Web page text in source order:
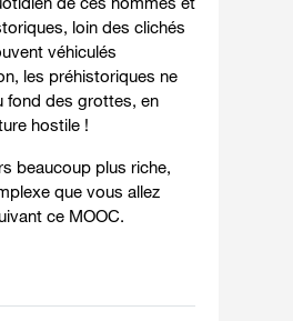
loin des clichés
véhiculés
les préhistoriques ne
fond des grottes, en
hostile !
beaucoup plus riche,
que vous allez
ce MOOC.